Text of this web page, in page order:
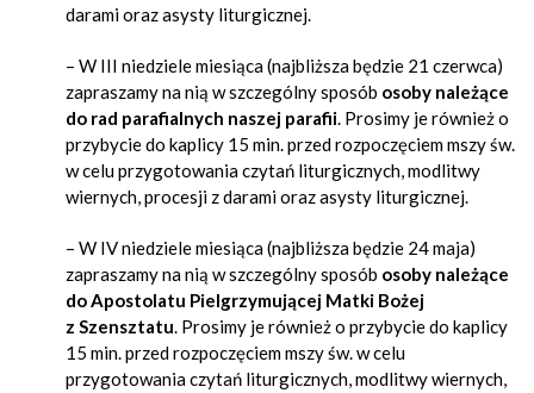
darami oraz asysty liturgicznej.
– W III niedziele miesiąca (najbliższa będzie 21 czerwca)
zapraszamy na nią w szczególny sposób osoby należące
do rad parafialnych naszej parafii. Prosimy je również o
przybycie do kaplicy 15 min. przed rozpoczęciem mszy św.
w celu przygotowania czytań liturgicznych, modlitwy
wiernych, procesji z darami oraz asysty liturgicznej.
– W IV niedziele miesiąca (najbliższa będzie 24 maja)
zapraszamy na nią w szczególny sposób osoby należące
doApostolatu Pielgrzymującej Matki Bożej
z Szensztatu. Prosimy je również o przybycie do kaplicy
15 min. przed rozpoczęciem mszy św. w celu
przygotowania czytań liturgicznych, modlitwy wiernych,